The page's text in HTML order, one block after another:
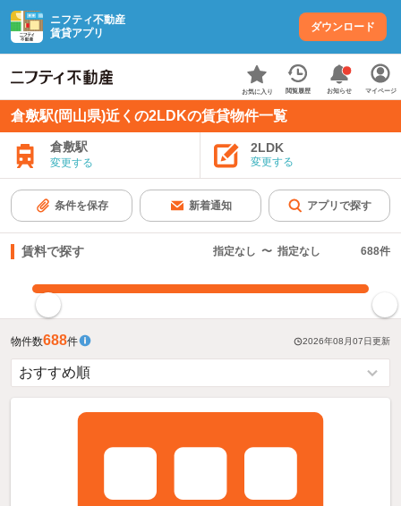
ニフティ不動産
賃貸アプリ
ダウンロード
お気に入り 閲覧履歴 お知らせ マイページ
倉敷駅(岡山県)近くの2LDKの賃貸物件一覧
倉敷駅
変更する
2LDK
変更する
条件を保存 新着通知 アプリで探す
賃料で探す 指定なし 〜 指定なし 688件
物件数688件 2026年08月07日更新